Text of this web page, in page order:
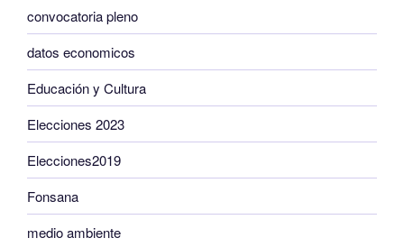
convocatoria pleno
datos economicos
Educación y Cultura
Elecciones 2023
Elecciones2019
Fonsana
medio ambiente